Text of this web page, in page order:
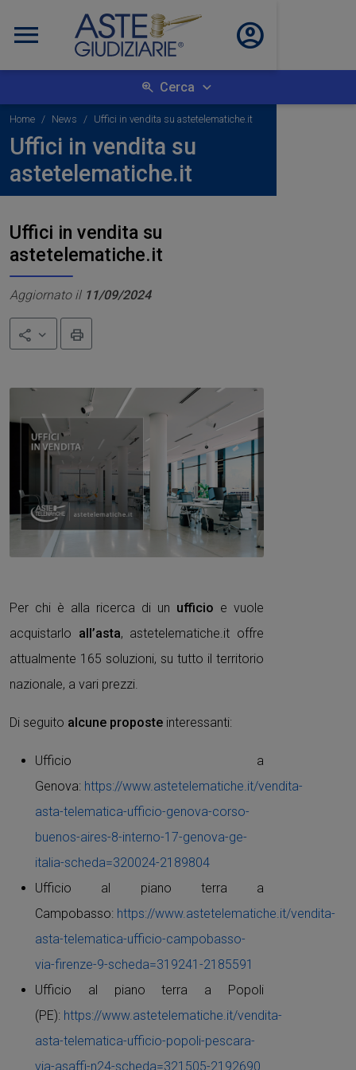
Cerca
Home News Uffici in vendita su astetelematiche.it
Uffici in vendita su
astetelematiche.it
Uffici in vendita su
astetelematiche.it
Aggiornato il 11/09/2024
CondividiStampa
Per chi è alla ricerca di un ufficio e vuole
acquistarlo all’asta, astetelematiche.it offre
attualmente 165 soluzioni, su tutto il territorio
nazionale, a vari prezzi.
Di seguito alcune proposte interessanti:
Ufficio a
Genova: https://www.astetelematiche.it/vendita-
asta-telematica-ufficio-genova-corso-
buenos-aires-8-interno-17-genova-ge-
italia-scheda=320024-2189804
Ufficio al piano terra a
Campobasso: https://www.astetelematiche.it/vendita-
asta-telematica-ufficio-campobasso-
via-firenze-9-scheda=319241-2185591
Ufficio al piano terra a Popoli
(PE): https://www.astetelematiche.it/vendita-
asta-telematica-ufficio-popoli-pescara-
via-asaffi-n24-scheda=321505-2192690